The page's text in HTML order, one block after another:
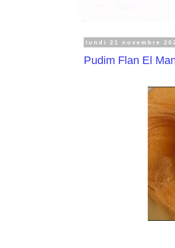
lundi 21 novembre
Pudim Flan El